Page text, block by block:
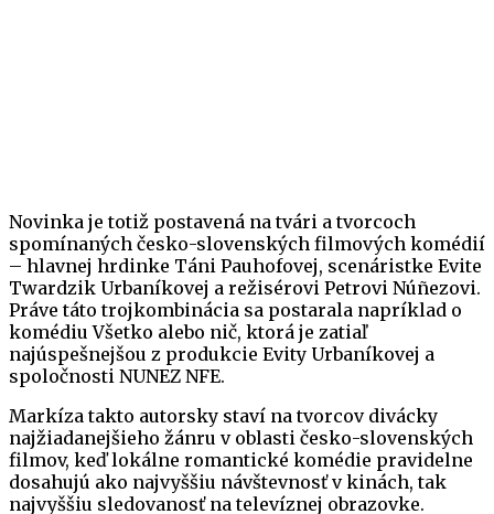
Novinka je totiž postavená na tvári a tvorcoch
spomínaných česko-slovenských filmových komédií
– hlavnej hrdinke Táni Pauhofovej, scenáristke Evite
Twardzik Urbaníkovej a režisérovi Petrovi Núñezovi.
Práve táto trojkombinácia sa postarala napríklad o
komédiu Všetko alebo nič, ktorá je zatiaľ
najúspešnejšou z produkcie Evity Urbaníkovej a
spoločnosti NUNEZ NFE.
Markíza takto autorsky staví na tvorcov divácky
najžiadanejšieho žánru v oblasti česko-slovenských
filmov, keď lokálne romantické komédie pravidelne
dosahujú ako najvyššiu návštevnosť v kinách, tak
najvyššiu sledovanosť na televíznej obrazovke.